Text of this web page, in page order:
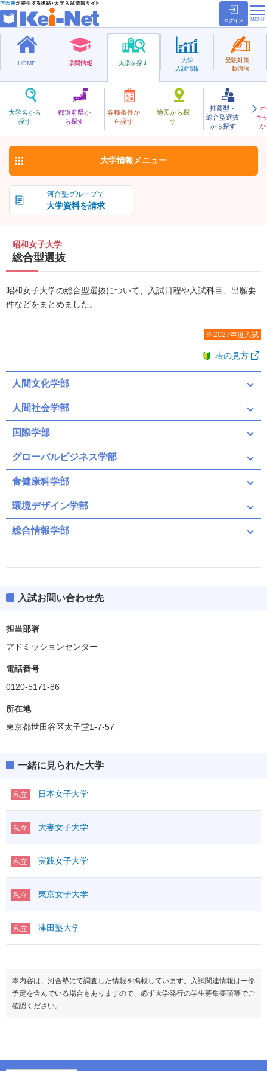
ログイン
HOME 学問情報 大学を探す
大学名から
探す
都道府県か
ら探す
各種条件か
ら探す
地図から探
す
推薦型・
総合型選抜
から探す
キ
か
大学
入試情報
受験対策・
勉強法
私立
しょうわじょし
昭和女子大学 お気に入り
河合塾グループで
大学資料を請求
大学情報 メニュー
昭和女子大学
総合型選抜
昭和女子大学の総合型選抜について、入試日程や入試科目、出願要
件などをまとめました。
※2027年度入試
表の見方
人間文化学部
人間社会学部
国際学部
グローバルビジネス学部
食健康科学部
環境デザイン学部
総合情報学部
入試お問い合わせ先
担当部署
アドミッションセンター
電話番号
0120-5171-86
所在地
東京都世田谷区太子堂1-7-57
一緒に見られた大学
私立 日本女子大学
私立 大妻女子大学
私立 実践女子大学
私立 東京女子大学
私立 津田塾大学
本内容は、河合塾にて調査した情報を掲載しています。入試関連情報は一部
予定を含んでいる場合もありますので、必ず大学発行の学生募集要項等でご
確認ください。